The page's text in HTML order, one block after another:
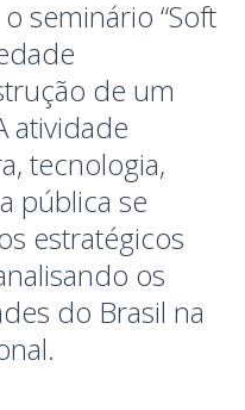
seminário “Soft
de um
atividade
tecnologia,
pública se
estratégicos
os
do Brasil na